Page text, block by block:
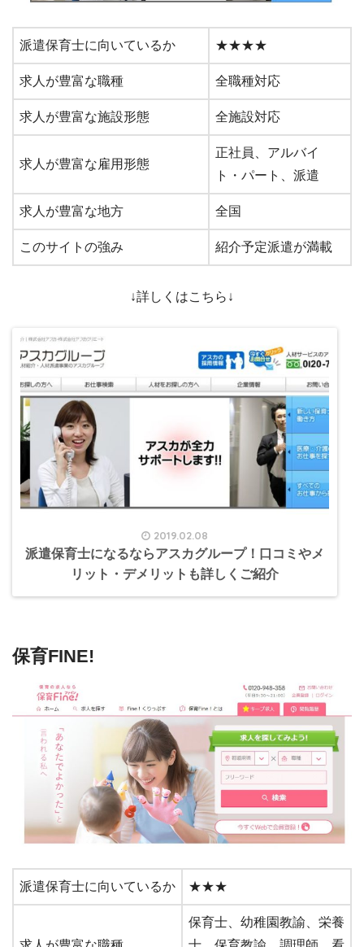
派遣保育士に向いているか ★★★★
求人が豊富な職種 全職種対応
求人が豊富な施設形態 全施設対応
求人が豊富な雇用形態
正社員、アルバイ
ト・パート、派遣
求人が豊富な地方 全国
このサイトの強み 紹介予定派遣が満載
↓詳しくはこちら↓
2019.02.08
派遣保育士になるならアスカグループ！口コミやメ
リット・デメリットも詳しくご紹介
保育FINE!
派遣保育士に向いているか ★★★
保育士、幼稚園教諭、栄養